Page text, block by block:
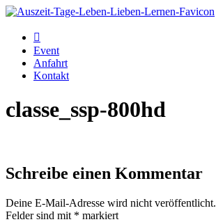
Event
Anfahrt
Kontakt
classe_ssp-800hd
Schreibe einen Kommentar
Deine E-Mail-Adresse wird nicht veröffentlicht.
Felder sind mit * markiert